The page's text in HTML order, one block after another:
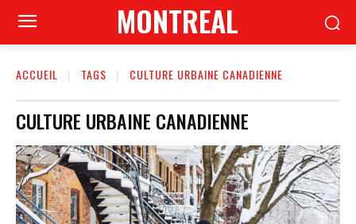
MONTREAL
ACCUEIL TAGS CULTURE URBAINE CANADIENNE
CULTURE URBAINE CANADIENNE